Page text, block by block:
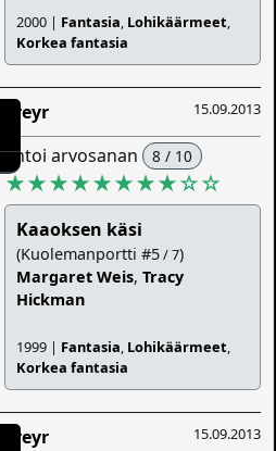
2000 | Fantasia, Lohikäärmeet,
Korkea fantasia
15.09.2013
Freyr
antoi arvosanan 8 / 10
★★★★★★★★☆☆
Kaaoksen käsi
(Kuolemanportti #5/ 7)
Margaret Weis,Tracy
Hickman
1999 | Fantasia, Lohikäärmeet,
Korkea fantasia
15.09.2013
Freyr